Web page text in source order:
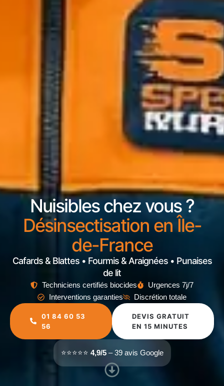
Nuisibles chez vous ?
Désinsectisation en Île-
de-France
Cafards & Blattes • Fourmis & Araignées • Punaises
de lit
Techniciens certifiés biocides
Urgences 7j/7
Interventions garanties
Discrétion totale
01 84 60 53
56
DEVIS GRATUIT
EN 15 MINUTES
⭐⭐⭐⭐⭐ 4,9/5– 39 avis Google